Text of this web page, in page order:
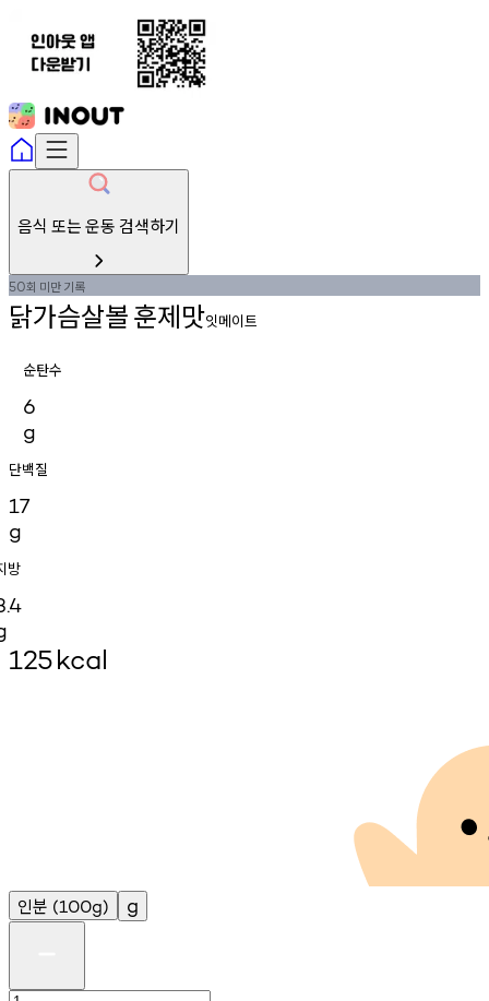
음식 또는 운동 검색하기
50회 미만기록
닭가슴살볼훈제맛잇메이트
순탄수
6
g
단백질
17
g
방
125kcal
인분 (100g) g